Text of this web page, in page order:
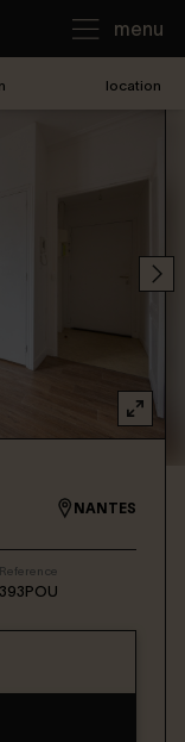
menu
location
NANTES
Reference
393POU